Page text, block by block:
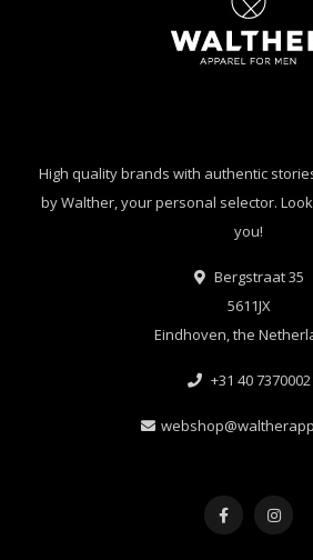
High quality brands with authentic
by Walther, your personal selector.
you!
Bergstraat 35
5611JX
Eindhoven, the
+31 40 7370002